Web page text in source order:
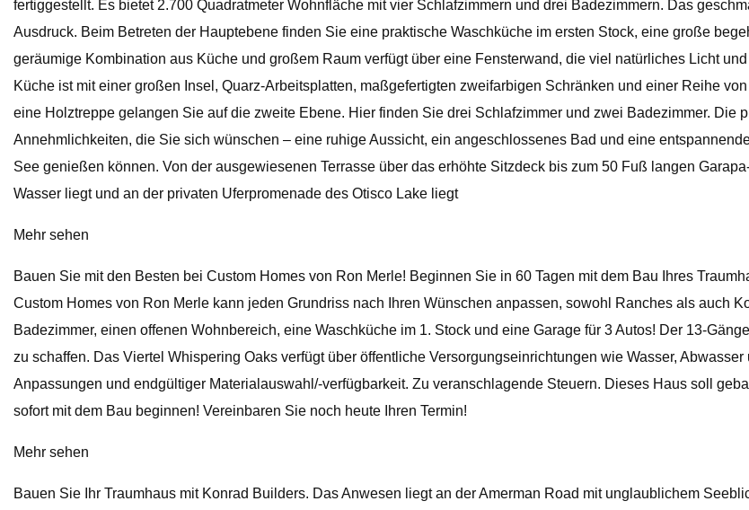
fertiggestellt. Es bietet 2.700 Quadratmeter Wohnfläche mit vier Schlafzimmern und drei Badezimmern. Das
Ausdruck. Beim Betreten der Hauptebene finden Sie eine praktische Waschküche im ersten Stock, eine große
geräumige Kombination aus Küche und großem Raum verfügt über eine Fensterwand, die viel natürliches Licht
Küche ist mit einer großen Insel, Quarz-Arbeitsplatten, maßgefertigten zweifarbigen Schränken und einer Reihe
eine Holztreppe gelangen Sie auf die zweite Ebene. Hier finden Sie drei Schlafzimmer und zwei Badezimmer. Die
Annehmlichkeiten, die Sie sich wünschen – eine ruhige Aussicht, ein angeschlossenes Bad und eine
See genießen können. Von der ausgewiesenen Terrasse über das erhöhte Sitzdeck bis zum 50 Fuß langen
Wasser liegt und an der privaten Uferpromenade des Otisco Lake liegt
Mehr sehen
Bauen Sie mit den Besten bei Custom Homes von Ron Merle! Beginnen Sie in 60 Tagen mit dem Bau Ihres
Custom Homes von Ron Merle kann jeden Grundriss nach Ihren Wünschen anpassen, sowohl Ranches als auch
Badezimmer, einen offenen Wohnbereich, eine Waschküche im 1. Stock und eine Garage für 3 Autos! Der 13-
zu schaffen. Das Viertel Whispering Oaks verfügt über öffentliche Versorgungseinrichtungen wie Wasser,
Anpassungen und endgültiger Materialauswahl/-verfügbarkeit. Zu veranschlagende Steuern. Dieses Haus soll
sofort mit dem Bau beginnen! Vereinbaren Sie noch heute Ihren Termin!
Mehr sehen
Bauen Sie Ihr Traumhaus mit Konrad Builders. Das Anwesen liegt an der Amerman Road mit unglaublichem